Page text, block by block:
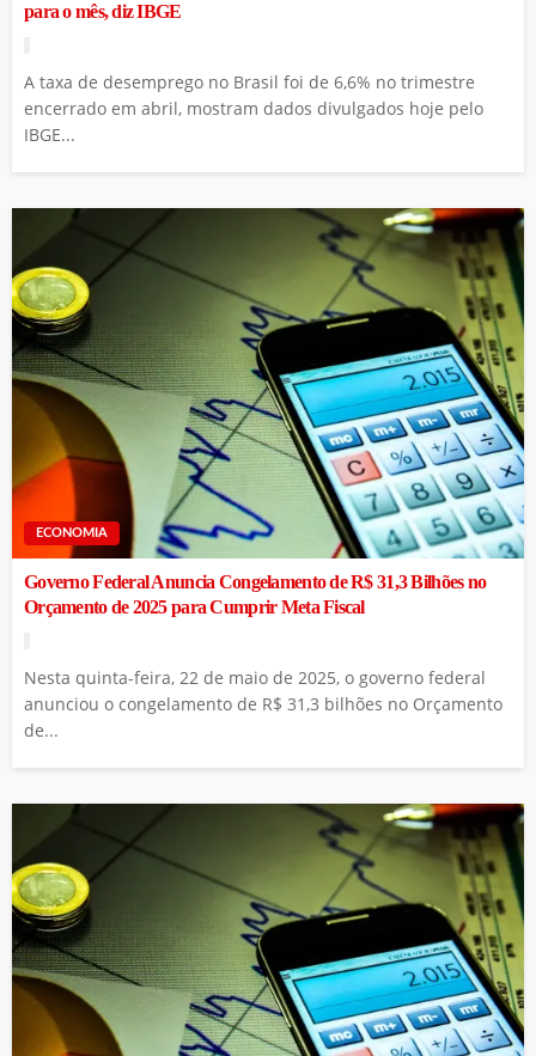
para o mês, diz IBGE
A taxa de desemprego no Brasil foi de 6,6% no trimestre
encerrado em abril, mostram dados divulgados hoje pelo
IBGE...
ECONOMIA
Governo Federal Anuncia Congelamento de R$ 31,3 Bilhões no
Orçamento de 2025 para Cumprir Meta Fiscal
Nesta quinta-feira, 22 de maio de 2025, o governo federal
anunciou o congelamento de R$ 31,3 bilhões no Orçamento
de...